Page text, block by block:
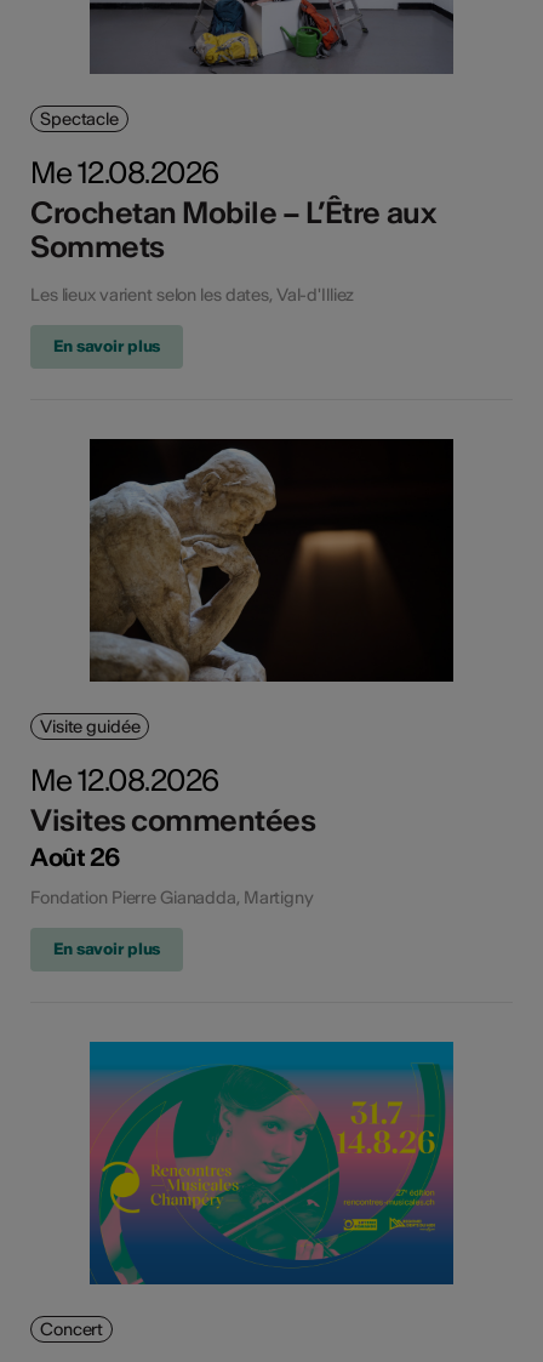
Spectacle
Me 12.08.2026
Crochetan Mobile – L’Être aux
Sommets
Les lieux varient selon les dates, Val-d'Illiez
En savoir plus
Visite guidée
Me 12.08.2026
Visites commentées
Août 26
Fondation Pierre Gianadda, Martigny
En savoir plus
Concert